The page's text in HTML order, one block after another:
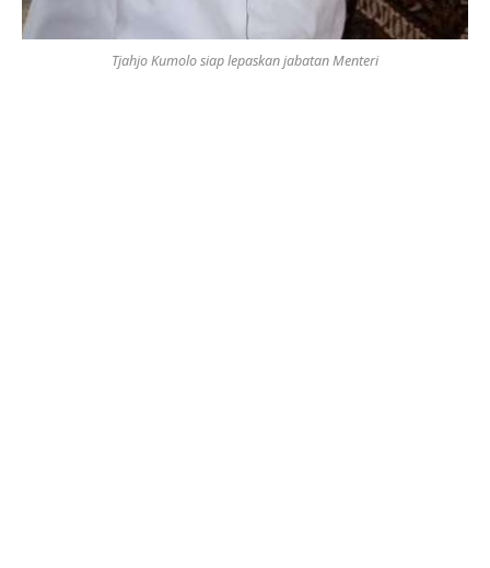
Tjahjo Kumolo siap lepaskan jabatan Menteri